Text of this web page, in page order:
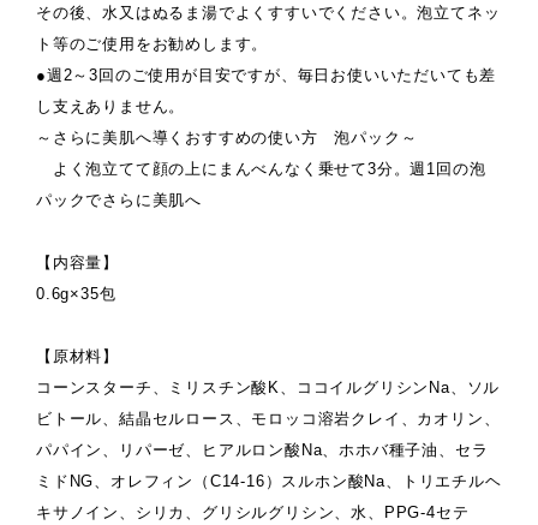
その後、水又はぬるま湯でよくすすいでください。泡立てネッ
ト等のご使用をお勧めします。
●週2～3回のご使用が目安ですが、毎日お使いいただいても差
し支えありません。
～さらに美肌へ導くおすすめの使い方 泡パック～
よく泡立てて顔の上にまんべんなく乗せて3分。週1回の泡
パックでさらに美肌へ
【内容量】
0.6g×35包
【原材料】
コーンスターチ、ミリスチン酸K、ココイルグリシンNa、ソル
ビトール、結晶セルロース、モロッコ溶岩クレイ、カオリン、
パパイン、リパーゼ、ヒアルロン酸Na、ホホバ種子油、セラ
ミドNG、オレフィン（C14-16）スルホン酸Na、トリエチルヘ
キサノイン、シリカ、グリシルグリシン、水、PPG-4セテ